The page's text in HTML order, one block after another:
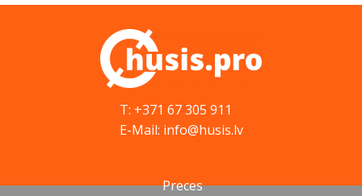
T: +371 67 305 911
E-Mail: info@husis.lv
Preces